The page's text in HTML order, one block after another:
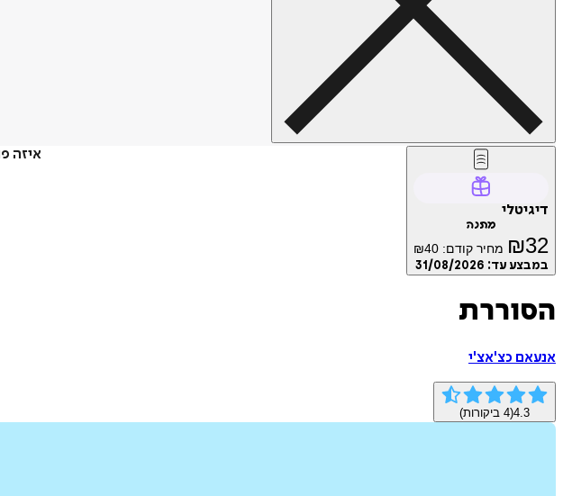
איזה
דיגיטלי
מתנה
₪32 מחיר קודם: ₪40
במבצע עד: 31/08/2026
הסוררת
אנעאם כצ'אצ'י
4.3
(
4 ביקורות)